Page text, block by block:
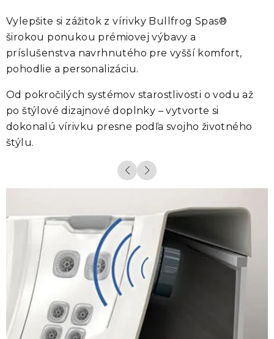
Vylepšite si zážitok z vírivky Bullfrog Spas®
širokou ponukou prémiovej výbavy a
príslušenstva navrhnutého pre vyšší komfort,
pohodlie a personalizáciu.
Od pokročilých systémov starostlivosti o vodu až
po štýlové dizajnové doplnky – vytvorte si
dokonalú vírivku presne podľa svojho životného
štýlu.